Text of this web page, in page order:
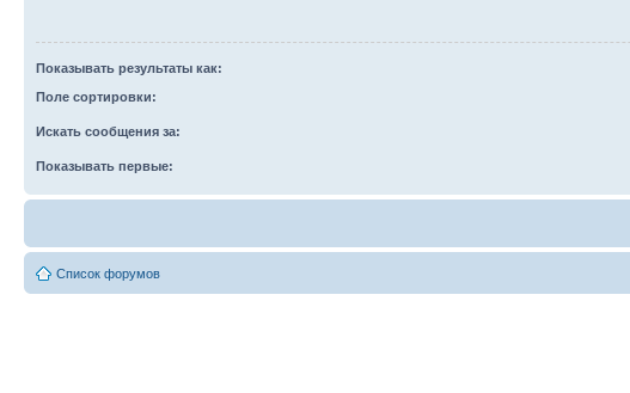
Показывать результаты как:
Поле сортировки:
Искать сообщения за:
Показывать первые:
Список форумов